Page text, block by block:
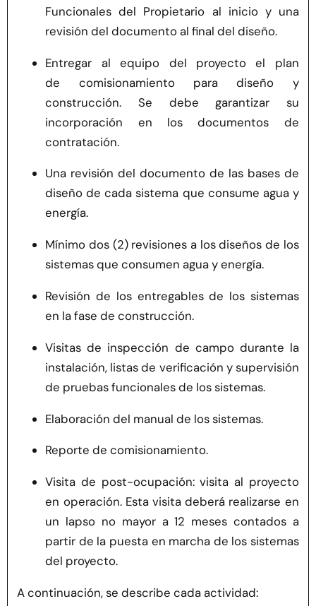
Funcionalesdel Propietario al inicio y una
revisión del documento al final del diseño.
Entregar al equipo del proyecto el plan
de comisionamiento para diseño y
construcción. Se debe garantizar su
incorporación en los documentos de
contratación.
Una revisión del documento de las bases de
diseño de cada sistema que consume agua y
energía.
Mínimo dos (2) revisiones a los diseños de los
sistemas que consumen agua y energía.
Revisión de los entregables de los sistemas
en la fase de construcción.
Visitas de inspección de campo durante la
instalación, listas de verificación y supervisión
de pruebas funcionales de los sistemas.
Elaboración del manual de los sistemas.
Reporte de comisionamiento.
Visita de post-ocupación: visita al proyecto
en operación. Esta visita deberá realizarse en
un lapso no mayor a 12 meses contados a
partir de la puesta en marcha de los sistemas
del proyecto.
A continuación, se describe cada actividad: